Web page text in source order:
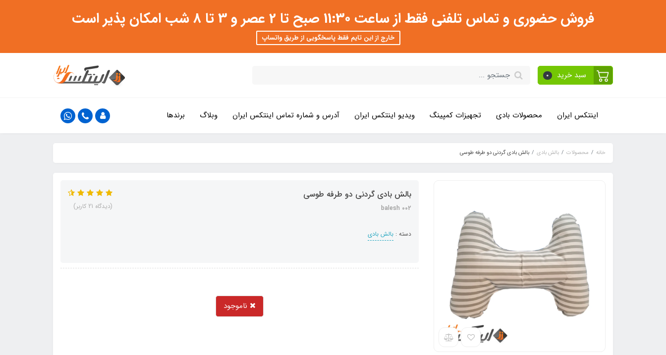
فروش حضوری و تماس تلفنی فقط از ساعت 11:30 صبح تا 2 عصر و 3 تا 8 شب امکان پذیر است
خارج از این تایم فقط پاسخگویی از طریق واتساپ
سبد خرید 0
اینتکس ایران محصولات بادی تجهیزات کمپینگ ویدیو اینتکس ایران آدرس و شماره تماس اینتکس ایران وبلاگ برندها
خانه محصولات بالش بادی بالش بادی گردنی دو طرفه طوسی
بالش بادی گردنی دو طرفه طوسی
balesh 002
دسته : بالش بادی
(دیدگاه 21 کاربر)
ناموجود